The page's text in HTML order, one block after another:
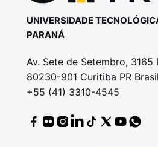
UNIVERSIDADE
PARANÁ
Av. Sete de Setembro, 3165
80230-901 Curitiba PR
+55 (41) 3310-4545